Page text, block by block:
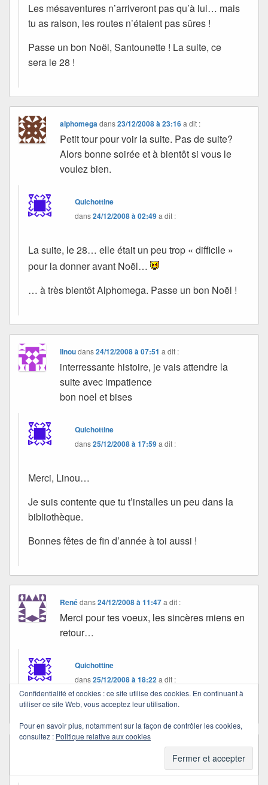
Les mésaventures n’arriveront pas qu’à lui… mais
tu as raison, les routes n’étaient pas sûres !
Passe un bon Noël, Santounette ! La suite, ce
sera le 28 !
alphomegadans23/12/2008 à 23:16 a dit :
Petit tour pour voir la suite. Pas de suite?
Alors bonne soirée et à bientôt si vous le
voulez bien.
Quichottine
dans24/12/2008 à 02:49a dit :
La suite, le 28… elle était un peu trop « difficile »
pour la donner avant Noël…
… à très bientôt Alphomega. Passe un bon Noël !
linoudans24/12/2008 à 07:51 a dit :
interressante histoire, je vais attendre la
suite avec impatience
bon noel et bises
Quichottine
dans25/12/2008 à 17:59a dit :
Merci, Linou…
Je suis contente que tu t’installes un peu dans la
bibliothèque.
Bonnes fêtes de fin d’année à toi aussi !
Renédans24/12/2008 à 11:47 a dit :
Merci pour tes voeux, les sincères miens en
retour…
Quichottine
dans25/12/2008 à 18:22a dit :
25/12/2008 à 09:16
je te suette un tres bon noel plain d amour
Confidentialité et cookies : ce site utilise des cookies. En continuant à
utiliser ce site Web, vous acceptez leur utilisation.
Pour en savoir plus, notamment sur la façon de contrôler les cookies,
consultez : Politique relative aux cookies